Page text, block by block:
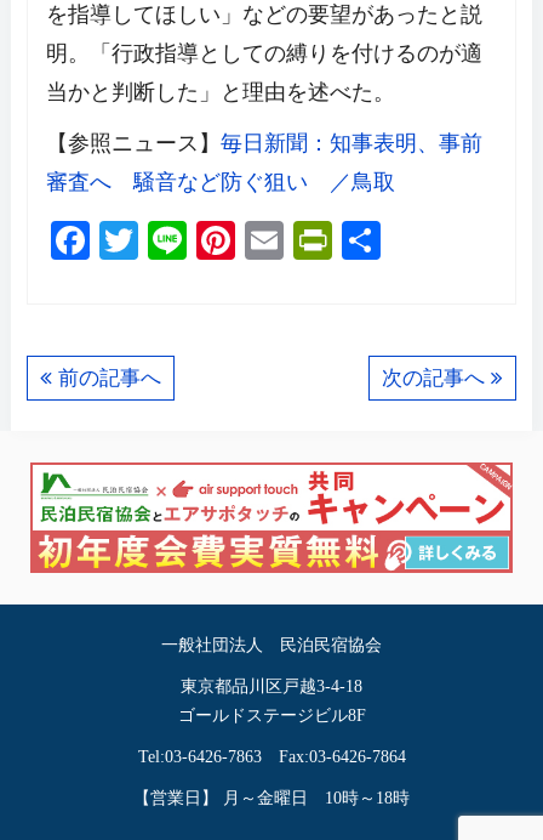
を指導してほしい」などの要望があったと説
明。「行政指導としての縛りを付けるのが適
当かと判断した」と理由を述べた。
【参照ニュース】毎日新聞：知事表明、事前
審査へ 騒音など防ぐ狙い ／鳥取
F
e
b
o
k
T
er
Li
Pi
E
Pr
dl
y
前の記事へ 次の記事へ
一般社団法人 民泊民宿協会
東京都品川区戸越3-4-18
ゴールドステージビル8F
Tel:03-6426-7863 Fax:03-6426-7864
【営業日】 月～金曜日 10時～18時